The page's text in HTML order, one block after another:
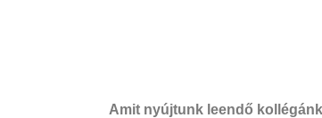
Amit nyújtunk leendő